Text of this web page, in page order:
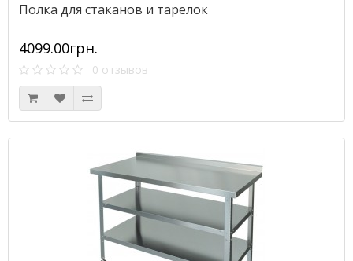
Полка для стаканов и тарелок
4099.00грн.
0 отзывов